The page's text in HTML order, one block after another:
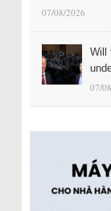
07/08/2026
Will
07/